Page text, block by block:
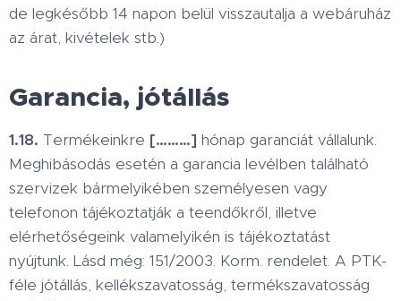
de legkésőbb 14 napon belül visszautalja a webáruház
az árat, kivételek stb.)
Garancia, jótállás
1.18. Termékeinkre [………] hónap garanciát vállalunk.
Meghibásodás esetén a garancia levélben található
szervizek bármelyikében személyesen vagy
telefonon tájékoztatják a teendőkről, illetve
elérhetőségeink valamelyikén is tájékoztatást
nyújtunk. Lásd még: 151/2003. Korm. rendelet. A PTK-
féle jótállás, kellékszavatosság, termékszavatosság